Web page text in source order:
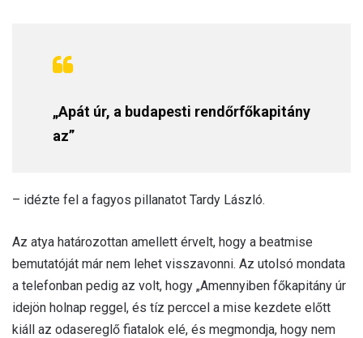
„Apát úr, a budapesti rendőrfőkapitány
az”
– idézte fel a fagyos pillanatot Tardy László.
Az atya határozottan amellett érvelt, hogy a beatmise
bemutatóját már nem lehet visszavonni. Az utolsó mondata
a telefonban pedig az volt, hogy „Amennyiben főkapitány úr
idejön holnap reggel, és tíz perccel a mise kezdete előtt
kiáll az odasereglő fiatalok elé, és megmondja, hogy nem